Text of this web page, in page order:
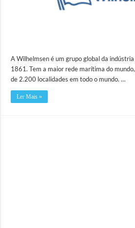
A Wilhelmsen é um grupo global da
1861. Tem a maior rede marítima do
de 2.200 localidades em todo o mundo. …
Ler Mais »